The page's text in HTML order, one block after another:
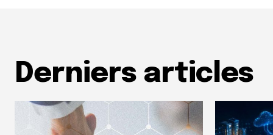
Derniers articles